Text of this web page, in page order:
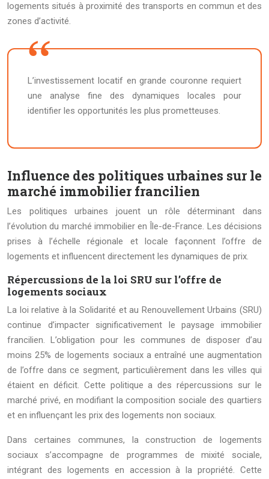
logements situés à proximité des transports en commun et des
zones d’activité.
L’investissement locatif en grande couronne requiert
une analyse fine des dynamiques locales pour
identifier les opportunités les plus prometteuses.
Influence des politiques urbaines sur le
marché immobilier francilien
Les politiques urbaines jouent un rôle déterminant dans
l’évolution du marché immobilier en Île-de-France. Les décisions
prises à l’échelle régionale et locale façonnent l’offre de
logements et influencent directement les dynamiques de prix.
Répercussions de la loi SRU sur l’offre de
logements sociaux
La loi relative à la Solidarité et au Renouvellement Urbains (SRU)
continue d’impacter significativement le paysage immobilier
francilien. L’obligation pour les communes de disposer d’au
moins 25% de logements sociaux a entraîné une augmentation
de l’offre dans ce segment, particulièrement dans les villes qui
étaient en déficit. Cette politique a des répercussions sur le
marché privé, en modifiant la composition sociale des quartiers
et en influençant les prix des logements non sociaux.
Dans certaines communes, la construction de logements
sociaux s’accompagne de programmes de mixité sociale,
intégrant des logements en accession à la propriété. Cette